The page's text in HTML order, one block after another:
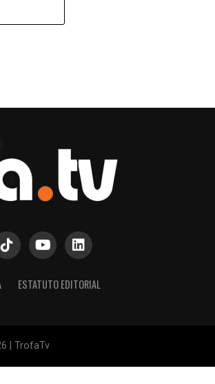
ESTATUTO EDITORIAL
| TrofaTv